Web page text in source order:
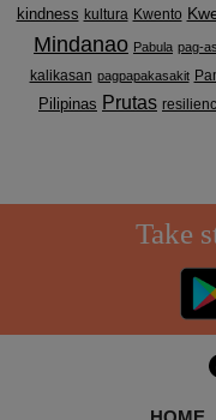
kindness kultura Kwento
Mindanao Pabula pag-
kalikasan pagpapakasakit
Pilipinas Prutas
Take